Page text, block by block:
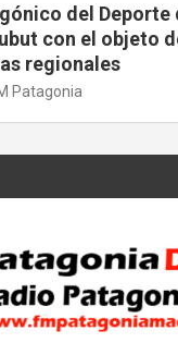
del Deporte
con el objeto
regionales
Patagonia